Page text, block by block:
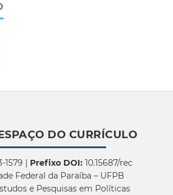
DO CURRÍCULO
1579 | Prefixo DOI:10.15687/rec
Federal da Paraíba – UFPB
e Pesquisas em Políticas